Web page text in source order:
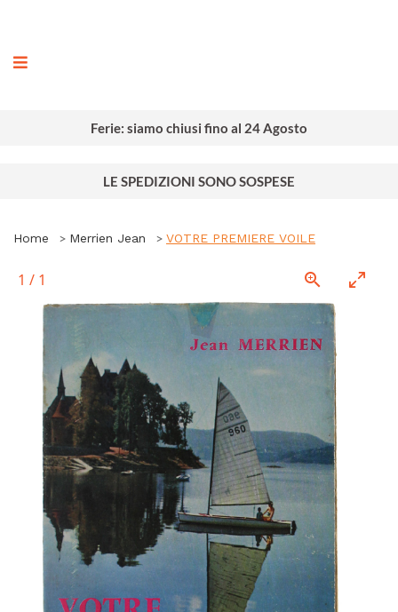
Ferie: siamo chiusi fino al 24 Agosto
LE SPEDIZIONI SONO SOSPESE
Home Merrien Jean VOTRE PREMIERE VOILE
1 / 1